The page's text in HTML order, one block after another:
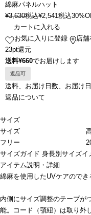
綿麻パネルハット
¥3,630税込¥2,541税込
カートに入れる
お気に入りに登録
店
23pt還元
送料¥660でお届けします
返品可
送料、お届け日数、お届け
返品について
サイズ
サイズ
フリー
サイズガイド 身長別サイズイ
アイテム説明・詳細
綿麻を使用したUVケアのでき
内側にサイズ調整のテープが
能。コード（顎紐）は取り外